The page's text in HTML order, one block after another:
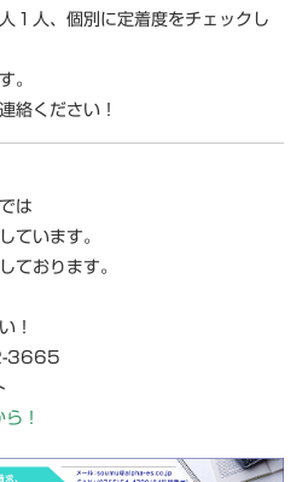
１人、個別に定着度をチェックし
。
絡ください！
は
ています。
ております。
！
3665
！